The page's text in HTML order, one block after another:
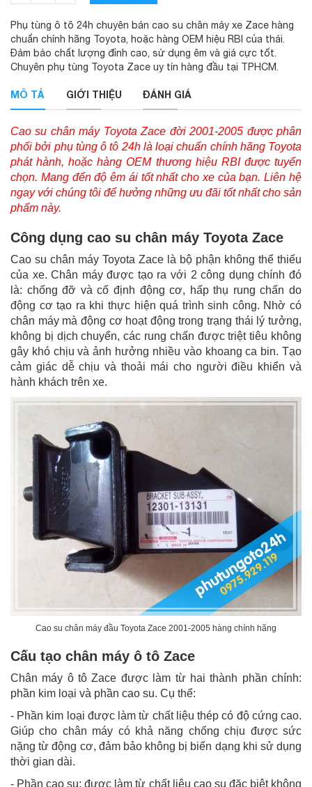
Phụ tùng ô tô 24h chuyên bán cao su chân máy xe Zace hàng
chuẩn chính hãng Toyota, hoặc hàng OEM hiệu RBI của thái.
Đảm bảo chất lượng đỉnh cao, sử dụng êm và giá cực tốt.
Chuyên phụ tùng Toyota Zace uy tín hàng đầu tại TPHCM.
MÔ TẢ GIỚI THIỆU ĐÁNH GIÁ
Cao su chân máy Toyota Zace đời 2001-2005 được phân
phối bởi phụ tùng ô tô 24h là loại chuẩn chính hãng Toyota
phát hành, hoặc hàng OEM thương hiệu RBI được tuyển
chọn. Mang đến độ êm ái tốt nhất cho xe của bạn. Liên hệ
ngay với chúng tôi để hưởng những ưu đãi tốt nhất cho sản
phẩm này.
Công dụng cao su chân máy Toyota Zace
Cao su chân máy Toyota Zace là bộ phận không thể thiếu
của xe. Chân máy được tạo ra với 2 công dụng chính đó
là: chống đỡ và cố định động cơ, hấp thụ rung chấn do
động cơ tạo ra khi thực hiện quá trình sinh công. Nhờ có
chân máy mà động cơ hoạt động trong trạng thái lý tưởng,
không bị dịch chuyển, các rung chấn được triệt tiêu không
gây khó chịu và ảnh hưởng nhiều vào khoang ca bin. Tạo
cảm giác dễ chịu và thoải mái cho người điều khiển và
hành khách trên xe.
Cao su chân máy đầu Toyota Zace 2001-2005 hàng chính hãng
Cấu tạo chân máy ô tô Zace
Chân máy ô tô Zace được làm từ hai thành phần chính:
phần kim loại và phần cao su. Cụ thể:
- Phần kim loại được làm từ chất liệu thép có độ cứng cao.
Giúp cho chân máy có khả năng chống chịu được sức
nặng từ động cơ, đảm bảo không bị biến dạng khi sử dụng
thời gian dài.
- Phần cao su: được làm từ chất liệu cao su đặc biệt không